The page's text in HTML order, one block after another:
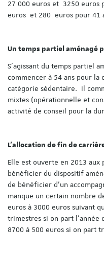
27 000 euros et 3250 euros
euros et 280 euros pour 41
Un temps partiel aménagé
S’agissant du temps partiel
commencer à 54 ans pour la
catégorie sédentaire. Il
mixtes (opérationnelle et
activité de conseil pour la
L’allocation de fin de
Elle est ouverte en 2013 aux
bénéficier du dispositif
de bénéficier d’un
manque un certain nombre
euros à 3000 euros suivant
trimestres si on part l’année
8700 à 500 euros si on part